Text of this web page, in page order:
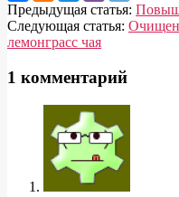
2016-
02-
11
Предыдущая статья:
Следующая статья:
лемонграсс чая
1 комментарий